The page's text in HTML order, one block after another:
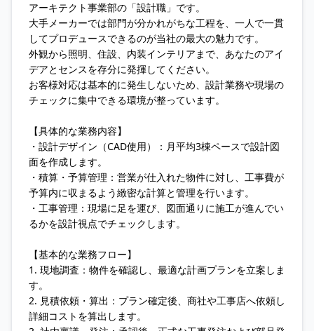
アーキテクト事業部の「設計職」です。
大手メーカーでは部門が分かれがちな工程を、一人で一貫
してプロデュースできるのが当社の最大の魅力です。
外観から照明、住設、内装インテリアまで、あなたのアイ
デアとセンスを存分に発揮してください。
お客様対応は基本的に発生しないため、設計業務や現場の
チェックに集中できる環境が整っています。
【具体的な業務内容】
・設計デザイン（CAD使用）：月平均3棟ペースで設計図
面を作成します。
・積算・予算管理：営業が仕入れた物件に対し、工事費が
予算内に収まるよう緻密な計算と管理を行います。
・工事管理：現場に足を運び、図面通りに施工が進んでい
るかを設計視点でチェックします。
【基本的な業務フロー】
1. 現地調査：物件を確認し、最適な計画プランを立案しま
す。
2. 見積依頼・算出：プラン確定後、商社や工事店へ依頼し
詳細コストを算出します。